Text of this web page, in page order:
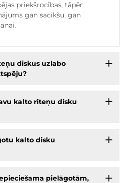
priekšrocības, tāpēc
gan sacīkšu, gan
diskus uzlabo
kalto riteņu disku
kalto disku
pielāgotām,